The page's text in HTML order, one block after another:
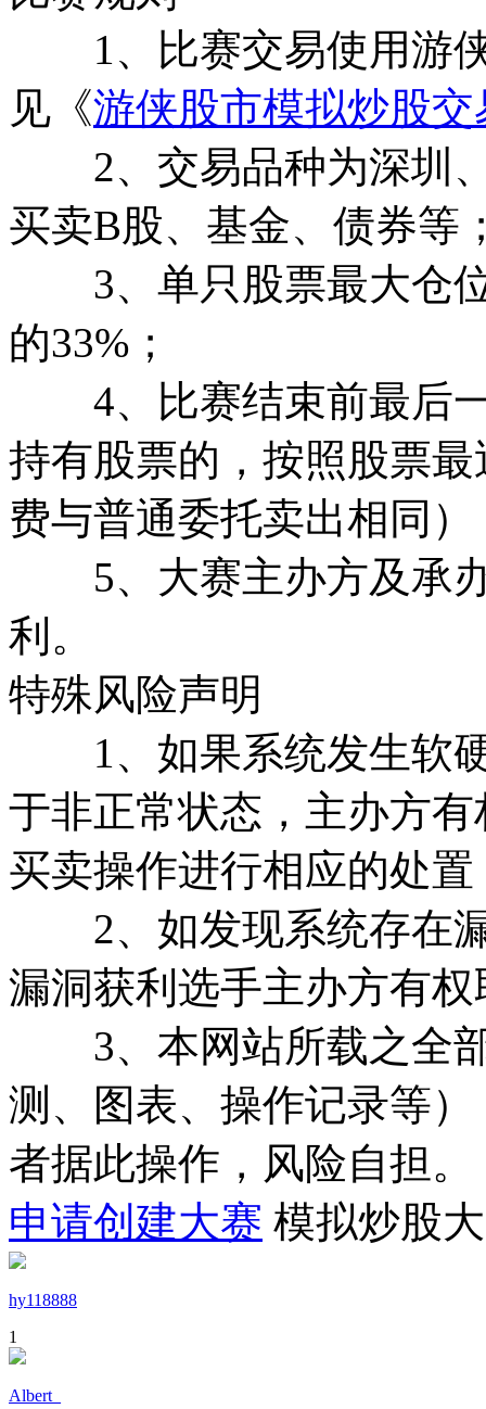
1、比赛交易使用游侠
见《游侠股市模拟炒股交
2、交易品种为深圳、
买卖B股、基金、债券等
3、单只股票最大仓位
的33%；
4、比赛结束前最后一
持有股票的，按照股票
费与普通委托卖出相同）
5、大赛主办方及承办
利。
特殊风险声明
1、如果系统发生软硬
于非正常状态，主办方
买卖操作进行相应的处置
2、如发现系统存在漏
漏洞获利选手主办方有
3、本网站所载之全部
测、图表、操作记录等
者据此操作，风险自担。
申请创建大赛 模拟炒股
hy118888
1
Albert_